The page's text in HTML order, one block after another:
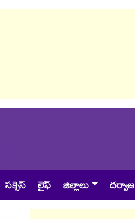
సక్సెస్ లైఫ్ జిల్లాలు దర్వాజ